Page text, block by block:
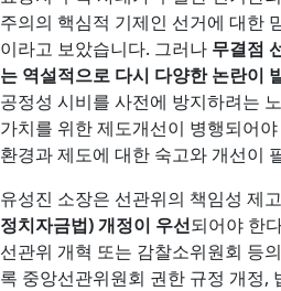
주의의 핵심적 기제인 선거에 대한
이라고 보았습니다. 그러나 무결점
는 역설적으로 다시 다양한 논란이
공정성 시비를 사전에 방지하려는
가치를 위한 제도개선이 병행되어
환경과 제도에 대한 숙고와 개선이
유성진 소장은 선관위의 책임성 제
정치자금법) 개정이 우선되어야 한
선관위 개혁 또는 감찰소위원회 등
록 중앙선관위원회 권한 규정 개정,